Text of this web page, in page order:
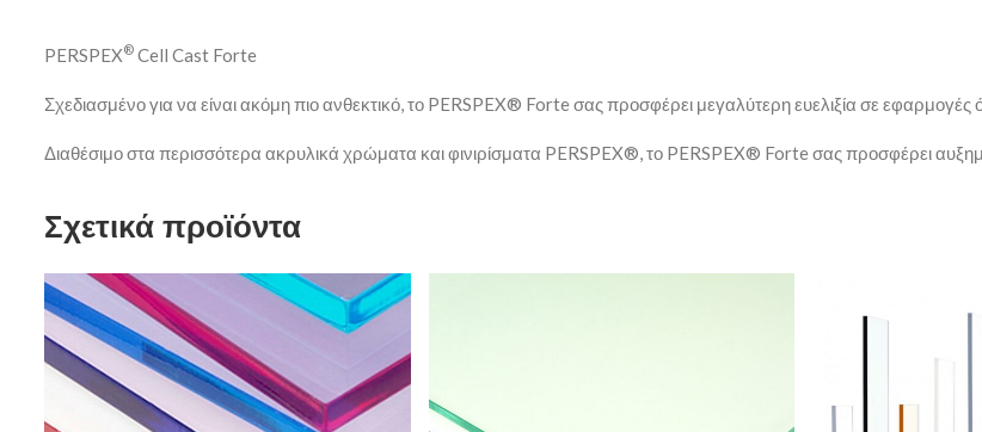
PERSPEX® Cell Cast Forte
Σχεδιασμένο για να είναι ακόμη πιο ανθεκτικό, το PERSPEX® Forte σας προσφέρει μεγαλύτερη ευελιξία σε εφαρμογές
Διαθέσιμο στα περισσότερα ακρυλικά χρώματα και φινιρίσματα PERSPEX®, το PERSPEX® Forte σας προσφέρει
Σχετικά προϊόντα